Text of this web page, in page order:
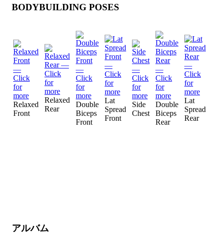
BODYBUILDING POSES
Relaxed
Front
Relaxed
Rear
Double
Biceps
Front
Lat
Spread
Front
Side
Chest
Double
Biceps
Rear
Lat
Spread
Rear
アルバム